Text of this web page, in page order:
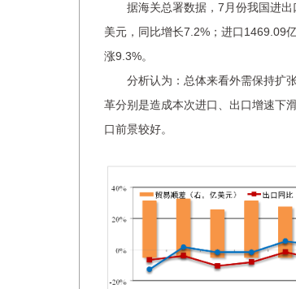
据海关总署数据，7月份我国进出
美元，同比增长7.2%；进口1469.09
涨9.3%。
分析认为：总体来看外需保持扩张
革分别是造成本次进口、出口增速下
口前景较好。